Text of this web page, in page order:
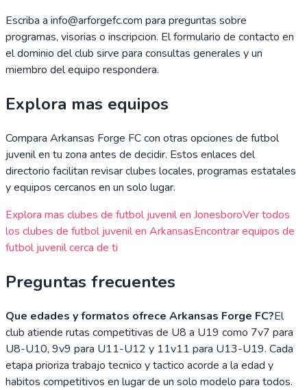
Escriba a info@arforgefc.com para preguntas sobre
programas, visorias o inscripcion. El formulario de contacto en
el dominio del club sirve para consultas generales y un
miembro del equipo respondera.
Explora mas equipos
Compara Arkansas Forge FCcon otras opciones de futbol
juvenil en tu zona antes de decidir. Estos enlaces del
directorio facilitan revisar clubes locales, programas estatales
y equipos cercanos en un solo lugar.
Explora mas clubes de futbol juvenil en JonesboroVer todos
los clubes de futbol juvenil en ArkansasEncontrar equipos de
futbol juvenil cerca de ti
Preguntas frecuentes
Que edades y formatos ofrece Arkansas Forge FC?El
club atiende rutas competitivas de U8 a U19 como 7v7 para
U8-U10, 9v9 para U11-U12 y 11v11 para U13-U19. Cada
etapa prioriza trabajo tecnico y tactico acorde a la edad y
habitos competitivos en lugar de un solo modelo para todos.